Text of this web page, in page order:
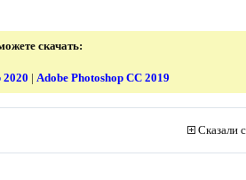
скачать:
2020 | Adobe Photoshop CC 2019
Сказали